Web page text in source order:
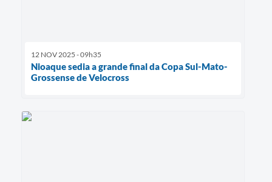
12 NOV 2025 - 09h35
Nioaque sedia a grande final da Copa Sul-Mato-
Grossense de Velocross